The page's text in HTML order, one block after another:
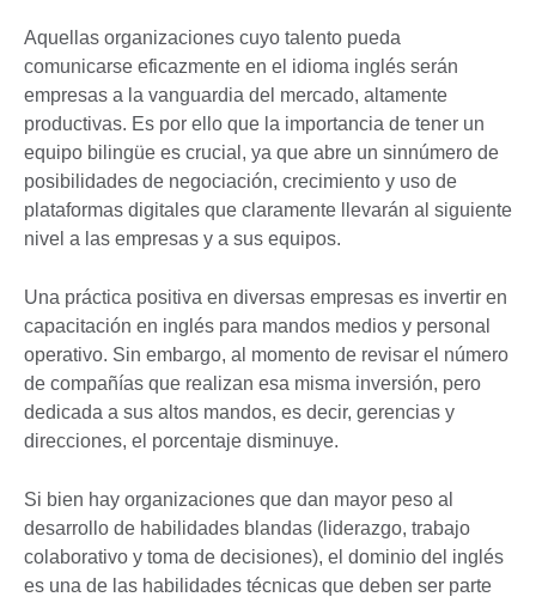
Aquellas organizaciones cuyo talento pueda
comunicarse eficazmente en el idioma inglés serán
empresas a la vanguardia del mercado, altamente
productivas. Es por ello que la importancia de tener un
equipo bilingüe es crucial, ya que abre un sinnúmero de
posibilidades de negociación, crecimiento y uso de
plataformas digitales que claramente llevarán al siguiente
nivel a las empresas y a sus equipos.
Una práctica positiva en diversas empresas es invertir en
capacitación en inglés para mandos medios y personal
operativo. Sin embargo, al momento de revisar el número
de compañías que realizan esa misma inversión, pero
dedicada a sus altos mandos, es decir, gerencias y
direcciones, el porcentaje disminuye.
Si bien hay organizaciones que dan mayor peso al
desarrollo de habilidades blandas (liderazgo, trabajo
colaborativo y toma de decisiones), el dominio del inglés
es una de las habilidades técnicas que deben ser parte